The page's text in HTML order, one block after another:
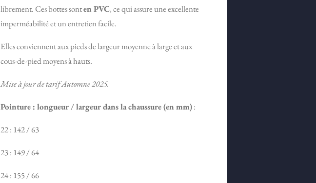
librement. Ces bottes sonten PVC, ce qui assure une excellente
imperméabilité et un entretien facile.
Elles conviennent aux pieds de largeur moyenne à large et aux
cous-de-pied moyens à hauts.
Mise à jour de tarif Automne 2025.
Pointure : longueur / largeur dans la chaussure (en mm):
22 : 142 / 63
23 : 149 / 64
24 : 155 / 66